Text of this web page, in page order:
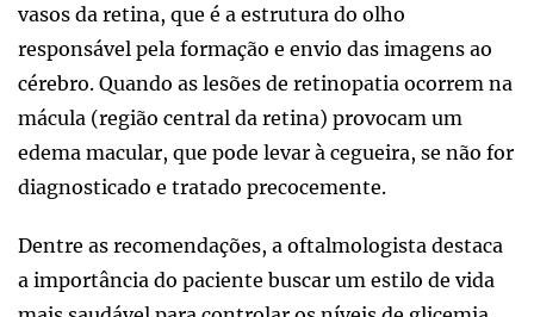
vasos da retina, que é a estrutura do olho
responsável pela formação e envio das imagens ao
cérebro. Quando as lesões de retinopatia ocorrem na
mácula (região central da retina) provocam um
edema macular, que pode levar à cegueira, se não for
diagnosticado e tratado precocemente.
Dentre as recomendações, a oftalmologista destaca
a importância do paciente buscar um estilo de vida